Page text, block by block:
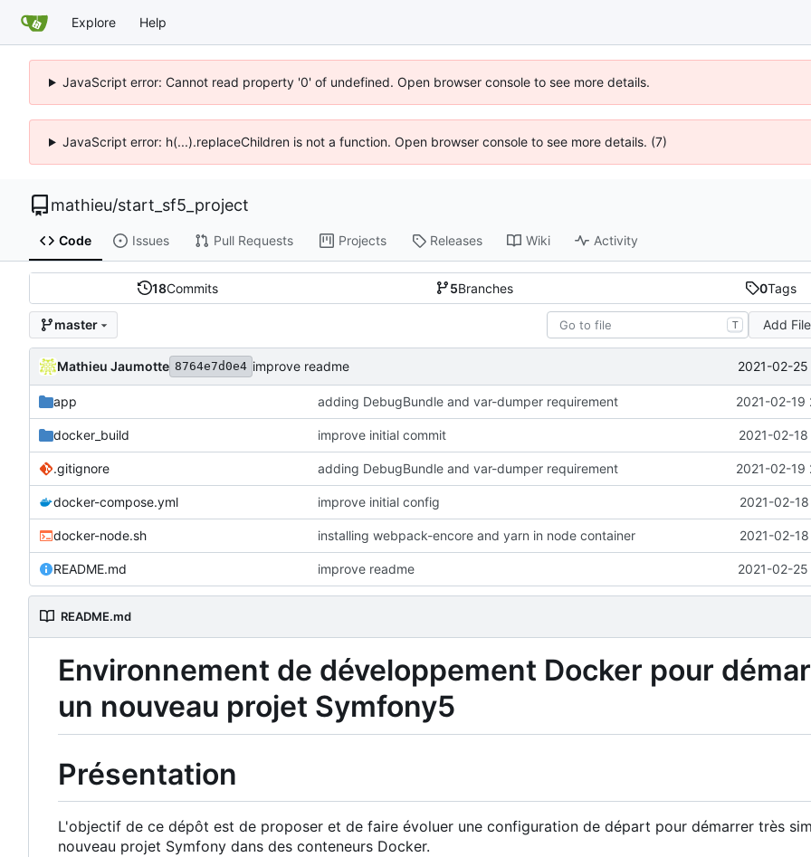
Explore Help
JavaScript error: Cannot read property '0' of undefined. Open browser console to see more details.
JavaScript error: h(...).replaceChildren is not a function. Open browser console to see more details. (7)
mathieu/start_sf5_project
Code Issues Pull Requests Projects Releases Wiki Activity
18Commits 5Branches 0Tags
master T Add File
Mathieu Jaumotte 8764e7d0e4 improve readme 2021-02-
app adding DebugBundle and var-dumper requirement 2021-02-19
docker_build improve initial commit 2021-02-
.gitignore adding DebugBundle and var-dumper requirement 2021-02-19
docker-compose.yml improve initial config 2021-02-
docker-node.sh installing webpack-encore and yarn in node container 2021-02-
README.md improve readme 2021-02-
README.md
Environnement de développement Docker pour
un nouveau projet Symfony5
Présentation
L'objectif de ce dépôt est de proposer et de faire évoluer une configuration de départ pour démarrer très
nouveau projet Symfony dans des conteneurs Docker.